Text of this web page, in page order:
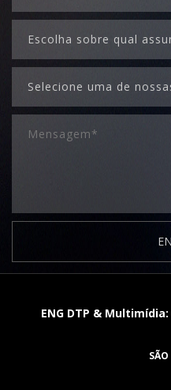
ENG DTP & Multimídia: